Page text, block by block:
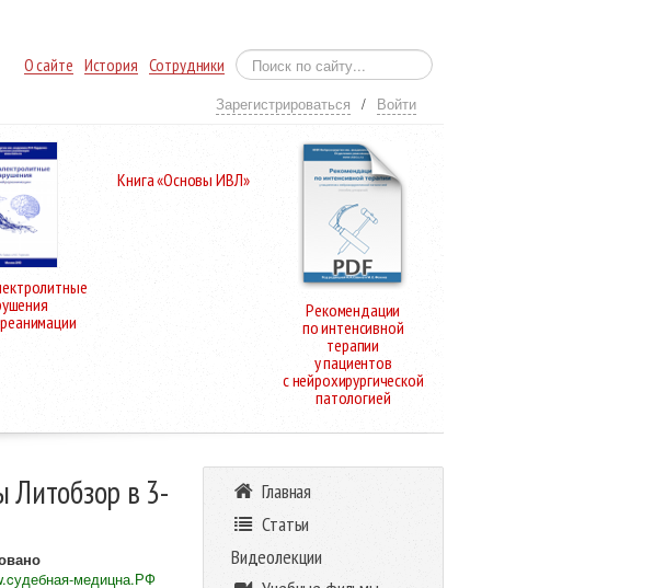
О сайте История Сотрудники
Зарегистрироваться / Войти
Книга «Основы ИВЛ»
Рекомендации
по интенсивной
терапии
у пациентов
с нейрохирургической
патологией
в 3-
медицна.РФ
Главная
Статьи
Видеолекции